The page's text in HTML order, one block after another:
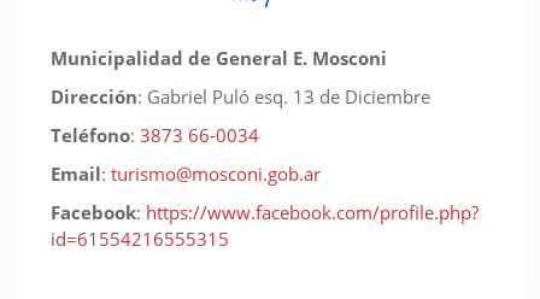
Municipalidad de General E. Mosconi
Dirección: Gabriel Puló esq. 13 de Diciembre
Teléfono: 3873 66-0034
Email: turismo@mosconi.gob.ar
Facebook: https://www.facebook.com/profile.php?
id=61554216555315